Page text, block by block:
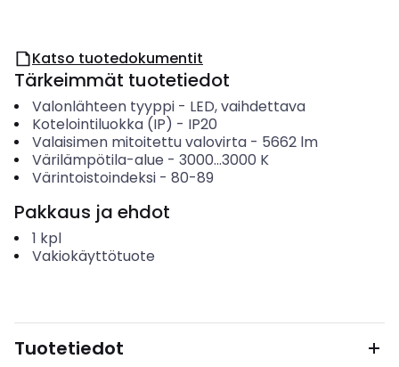
Katso tuotedokumentit
Tärkeimmät tuotetiedot
Valonlähteen tyyppi- LED, vaihdettava
Kotelointiluokka (IP) - IP20
Valaisimen mitoitettu valovirta- 5662 lm
Värilämpötila-alue - 3000...3000 K
Värintoistoindeksi- 80-89
Pakkaus ja ehdot
1 kpl
Vakiokäyttötuote
Tuotetiedot